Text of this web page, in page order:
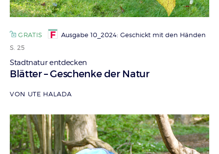
GRATIS
Ausgabe 10_2024: Geschickt mit den Händen
S. 25
Stadtnatur entdecken
:
Blätter – Geschenke der Natur
VON UTE HALADA